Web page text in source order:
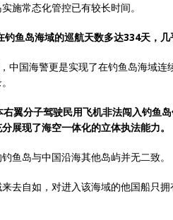
施常态化管控已有较长时间。
鱼岛海域的巡航天数多达334天，几
中国海警更是实现了在钓鱼岛海域
翼分子驾驶民用飞机非法闯入钓鱼
展现了海空一体化的立体执法能力。
鱼岛与中国沿海其他岛屿并无二致。
去自如，对进入该海域的他国船只